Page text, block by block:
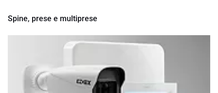
Spine, prese e multiprese